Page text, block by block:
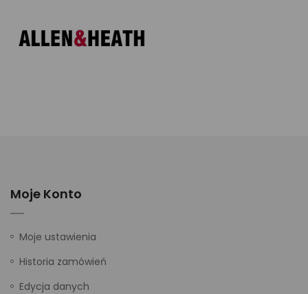
Moje Konto
Moje ustawienia
Historia zamówień
Edycja danych